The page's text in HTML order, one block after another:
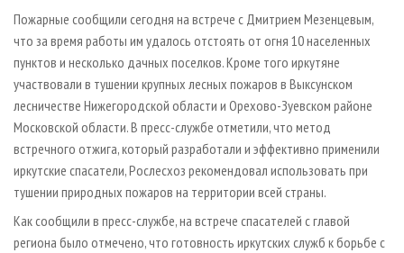
Пожарные сообщили сегодня на встрече с Дмитрием Мезенцевым,
что за время работы им удалось отстоять от огня 10 населенных
пунктов и несколько дачных поселков. Кроме того иркутяне
участвовали в тушении крупных лесных пожаров в Выксунском
лесничестве Нижегородской области и Орехово-Зуевском районе
Московской области. В пресс-службе отметили, что метод
встречного отжига, который разработали и эффективно применили
иркутские спасатели, Рослесхоз рекомендовал использовать при
тушении природных пожаров на территории всей страны.
Как сообщили в пресс-службе, на встрече спасателей с главой
региона было отмечено, что готовность иркутских служб к борьбе с